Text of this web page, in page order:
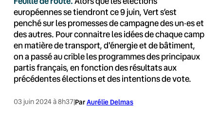
européennes se tiendront ce 9 juin, Vert s’est
penché sur les promesses de campagne des un·es et
des autres. Pour connaitre les idées de chaque camp
en matière de transport, d'énergie et de bâtiment,
on a passé au crible les programmes des principaux
partis français, en fonction des résultats aux
précédentes élections et des intentions de vote.
03 juin 2024 à 8h37|ParAurélie Delmas